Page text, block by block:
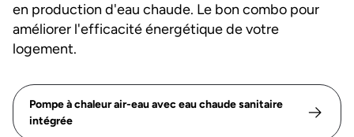
en production d'eau chaude. Le bon combo pour
améliorer l'efficacité énergétique de votre
logement.
Pompe à chaleur air-eau avec eau chaude sanitaire
intégrée